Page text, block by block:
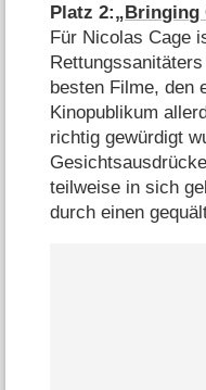
Platz 2:„Bringing
Für Nicolas Cage
besten Filme, den
Kinopublikum
richtig gewürdigt
teilweise in sich
durch einen